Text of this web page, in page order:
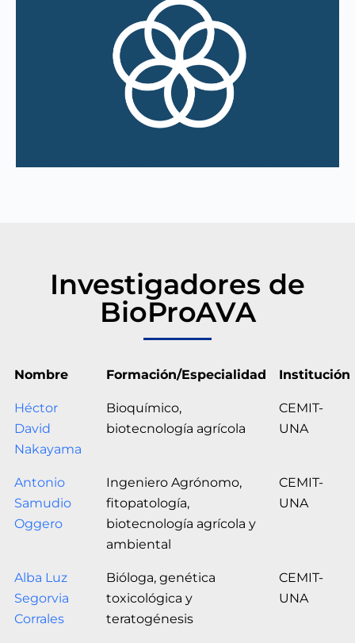
Investigadores de
BioProAVA
Nombre Formación/Especialidad Institución
Héctor
David
Nakayama
Bioquímico,
biotecnología agrícola
CEMIT-
UNA
Antonio
Samudio
Oggero
Ingeniero Agrónomo,
fitopatología,
biotecnología agrícola y
ambiental
CEMIT-
UNA
Alba Luz
Segorvia
Corrales
Bióloga, genética
toxicológica y
teratogénesis
CEMIT-
UNA